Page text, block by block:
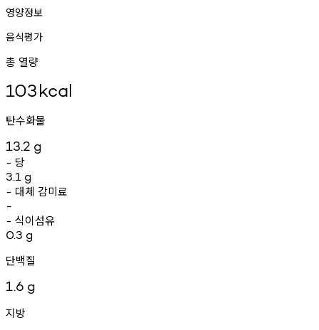
영양정보
음식평가
총 열량
103kcal
탄수화물
13.2 g
- 당
3.1 g
- 대체 감미료
-
- 식이섬유
0.3 g
단백질
1.6 g
지방